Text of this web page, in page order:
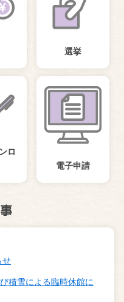
選挙
ロ
電子申請
積雪による臨時休館に